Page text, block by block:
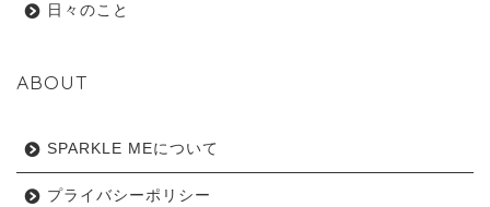
日々のこと
ABOUT
SPARKLE MEについて
プライバシーポリシー